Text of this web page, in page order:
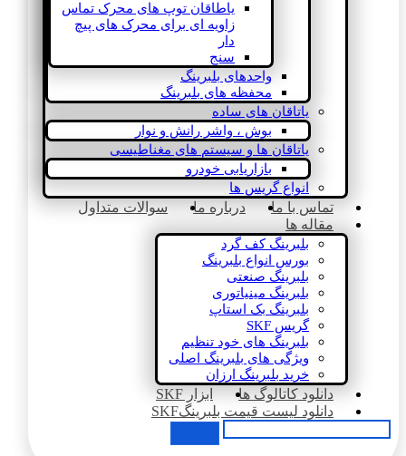
یاطاقان توپ های محرک تماس
زاویه ای برای محرک های پیچ
دار
سنج
واحدهای بلبرینگ
محفظه های بلبرینگ
یاتاقان های ساده
بوش ، واشر رانش و نوار
یاتاقان ها و سیستم های مغناطیسی
بازاریابی خودرو
انواع گریس ها
تماس با ما درباره ما
سوالات متداول
مقاله ها
بلبرینگ کف گرد
بورس انواع بلبرینگ
بلبرینگ صنعتی
بلبرینگ مینیاتوری
بلبرینگ بک استاپ
گریس SKF
بلبرینگ های خود تنظیم
ویژگی های بلبرینگ اصلی
خرید بلبرینگ ارزان
دانلود کاتالوگ ها
ابزار SKF
دانلود لیست قیمت بلبرینگSKF